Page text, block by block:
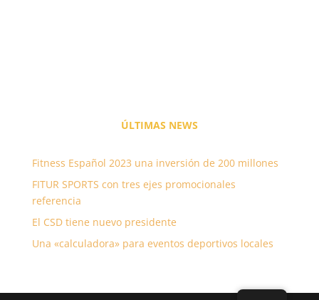
ÚLTIMAS NEWS
Fitness Español 2023 una inversión de 200 millones
FITUR SPORTS con tres ejes promocionales
referencia
El CSD tiene nuevo presidente
Una «calculadora» para eventos deportivos locales